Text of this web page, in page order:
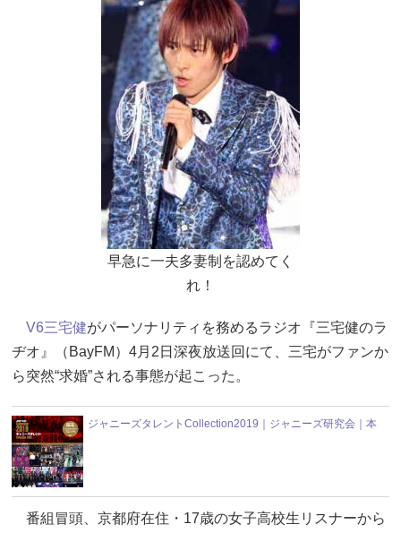
早急に一夫多妻制を認めてく
れ！
V6三宅健がパーソナリティを務めるラジオ『三宅健のラ
ヂオ』（BayFM）4月2日深夜放送回にて、三宅がファンか
ら突然“求婚”される事態が起こった。
ジャニーズタレントCollection2019｜ジャニーズ研究会｜本
番組冒頭、京都府在住・17歳の女子高校生リスナーから